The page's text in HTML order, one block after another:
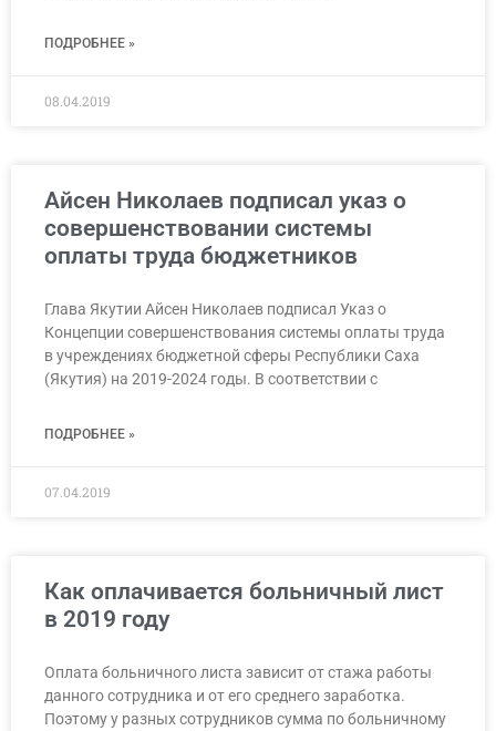
ПОДРОБНЕЕ »
08.04.2019
Айсен Николаев подписал указ о
совершенствовании системы
оплаты труда бюджетников
Глава Якутии Айсен Николаев подписал Указ о
Концепции совершенствования системы оплаты труда
в учреждениях бюджетной сферы Республики Саха
(Якутия) на 2019-2024 годы. В соответствии с
ПОДРОБНЕЕ »
07.04.2019
Как оплачивается больничный лист
в 2019 году
Оплата больничного листа зависит от стажа работы
данного сотрудника и от его среднего заработка.
Поэтому у разных сотрудников сумма по больничному